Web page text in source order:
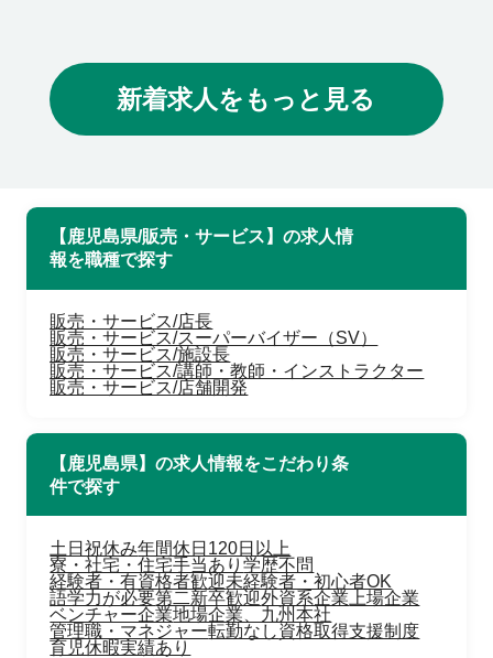
新着求人をもっと見る
【鹿児島県/販売・サービス】の求人情
報を職種で探す
販売・サービス/店長
販売・サービス/スーパーバイザー（SV）
販売・サービス/施設長
販売・サービス/講師・教師・インストラクター
販売・サービス/店舗開発
【鹿児島県】の求人情報をこだわり条
件で探す
土日祝休み年間休日120日以上
寮・社宅・住宅手当あり学歴不問
経験者・有資格者歓迎未経験者・初心者OK
語学力が必要第二新卒歓迎外資系企業 上場企業
ベンチャー企業地場企業、九州本社
管理職・マネジャー転勤なし資格取得支援制度
育児休暇実績あり